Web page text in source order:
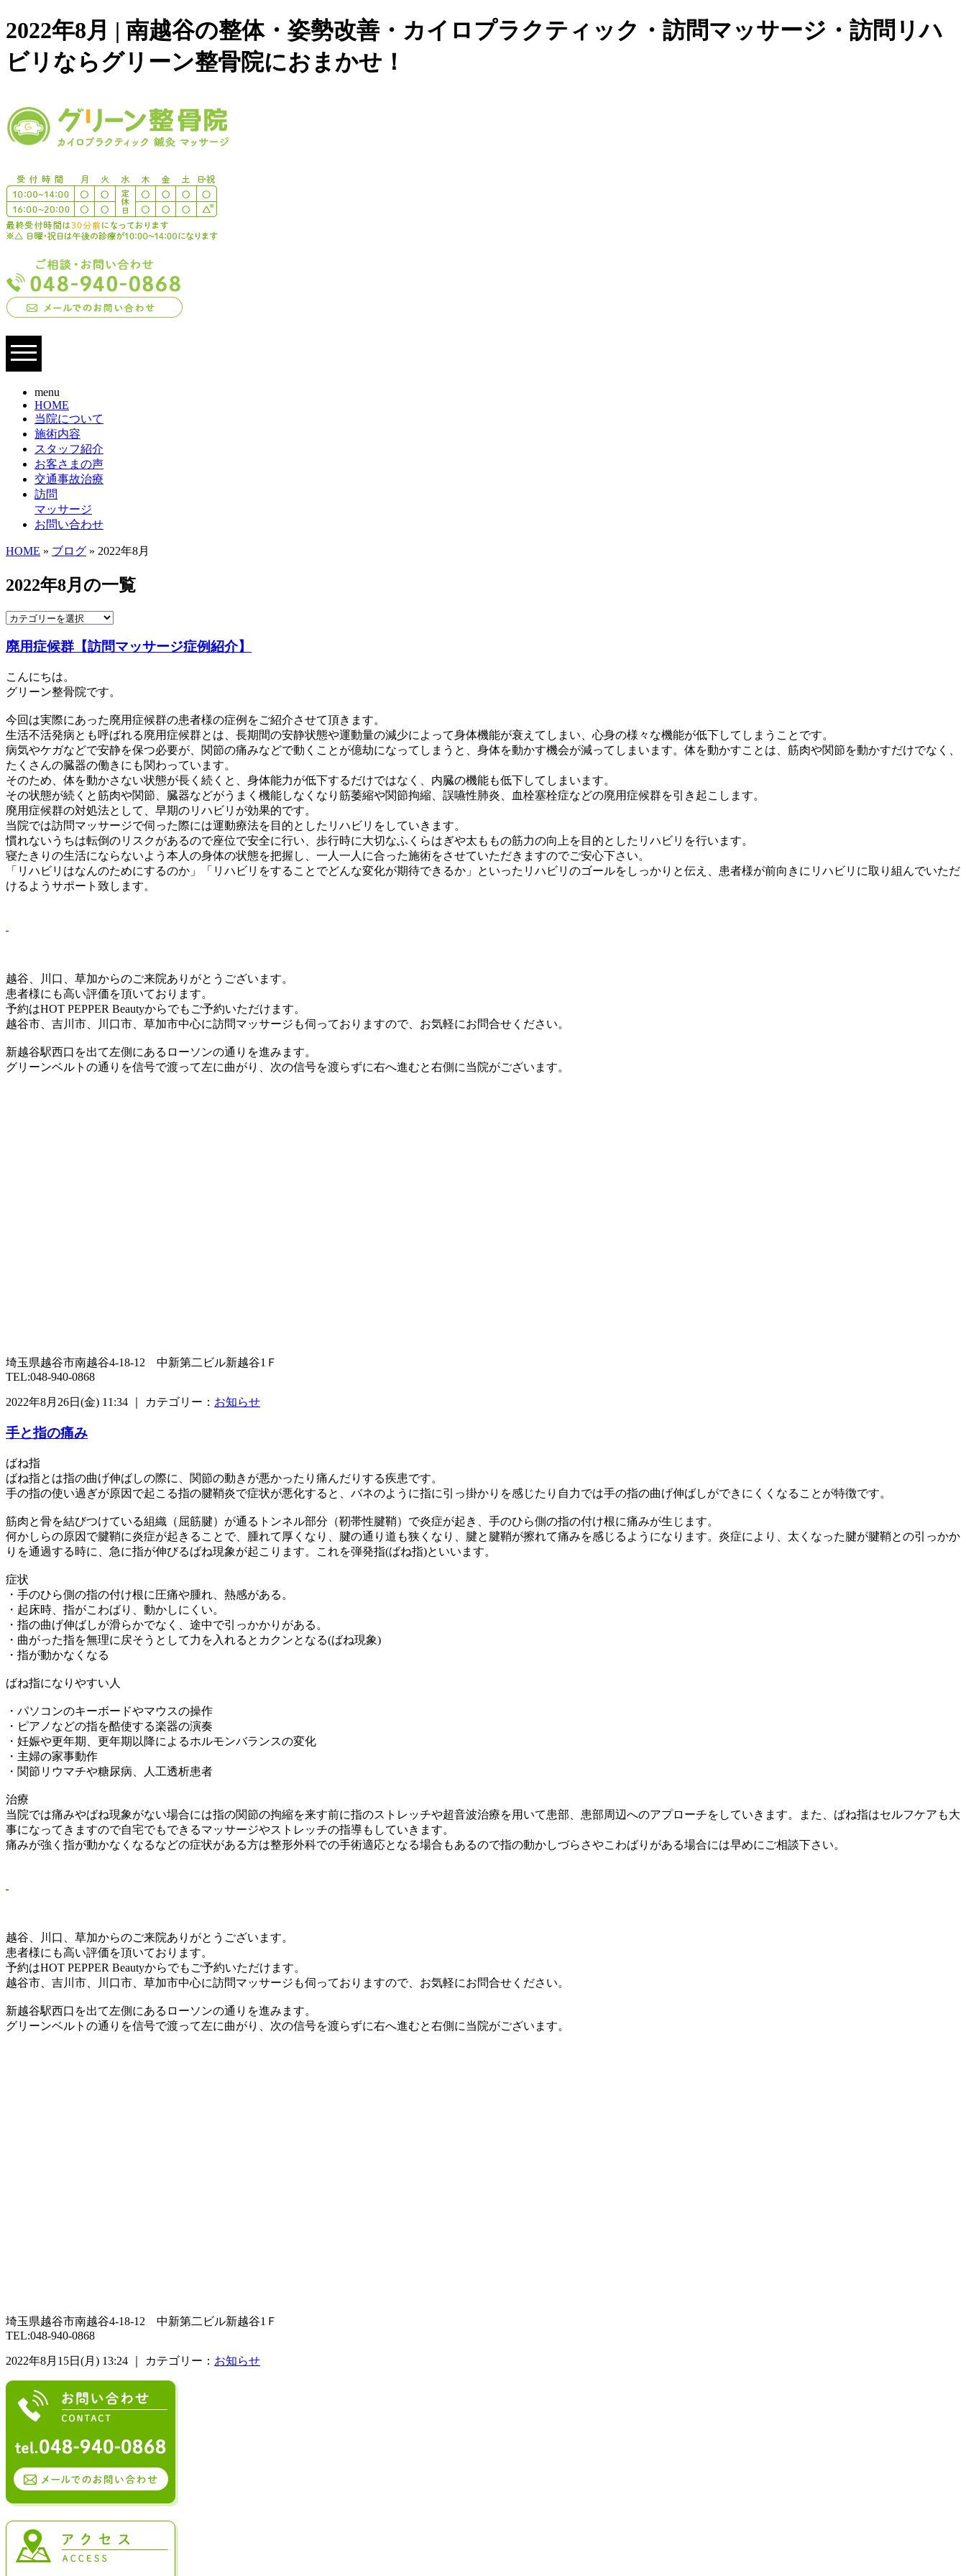
2022年8月 | 南越谷の整体・姿勢改善・カイロプラクティック・訪問マッサージ・訪問リハ
ビリならグリーン整骨院におまかせ！
menu
HOME
当院について
施術内容
スタッフ紹介
お客さまの声
交通事故治療
訪問
マッサージ
お問い合わせ
HOME » ブログ » 2022年8月
2022年8月の一覧
廃用症候群【訪問マッサージ症例紹介】
こんにちは。
グリーン整骨院です。
今回は実際にあった廃用症候群の患者様の症例をご紹介させて頂きます。
生活不活発病とも呼ばれる廃用症候群とは、長期間の安静状態や運動量の減少によって身体機能が衰えてしまい、心身の様々な機能が低下してしまうことです。
病気やケガなどで安静を保つ必要が、関節の痛みなどで動くことが億劫になってしまうと、身体を動かす機会が減ってしまいます。体を動かすことは、筋肉や関節を動かすだけでなく、
たくさんの臓器の働きにも関わっています。
そのため、体を動かさない状態が長く続くと、身体能力が低下するだけではなく、内臓の機能も低下してしまいます。
その状態が続くと筋肉や関節、臓器などがうまく機能しなくなり筋萎縮や関節拘縮、誤嚥性肺炎、血栓塞栓症などの廃用症候群を引き起こします。
廃用症候群の対処法として、早期のリハビリが効果的です。
当院では訪問マッサージで伺った際には運動療法を目的としたリハビリをしていきます。
慣れないうちは転倒のリスクがあるので座位で安全に行い、歩行時に大切なふくらはぎや太ももの筋力の向上を目的としたリハビリを行います。
寝たきりの生活にならないよう本人の身体の状態を把握し、一人一人に合った施術をさせていただきますのでご安心下さい。
「リハビリはなんのためにするのか」「リハビリをすることでどんな変化が期待できるか」といったリハビリのゴールをしっかりと伝え、患者様が前向きにリハビリに取り組んでいただ
けるようサポート致します。
越谷、川口、草加からのご来院ありがとうございます。
患者様にも高い評価を頂いております。
予約はHOT PEPPER Beautyからでもご予約いただけます。
越谷市、吉川市、川口市、草加市中心に訪問マッサージも伺っておりますので、お気軽にお問合せください。
新越谷駅西口を出て左側にあるローソンの通りを進みます。
グリーンベルトの通りを信号で渡って左に曲がり、次の信号を渡らずに右へ進むと右側に当院がございます。
埼玉県越谷市南越谷4-18-12 中新第二ビル新越谷1Ｆ
TEL:048-940-0868
2022年8月26日(金) 11:34 ｜ カテゴリー： お知らせ
手と指の痛み
ばね指
ばね指とは指の曲げ伸ばしの際に、関節の動きが悪かったり痛んだりする疾患です。
手の指の使い過ぎが原因で起こる指の腱鞘炎で症状が悪化すると、バネのように指に引っ掛かりを感じたり自力では手の指の曲げ伸ばしができにくくなることが特徴です。
筋肉と骨を結びつけている組織（屈筋腱）が通るトンネル部分（靭帯性腱鞘）で炎症が起き、手のひら側の指の付け根に痛みが生じます。
何かしらの原因で腱鞘に炎症が起きることで、腫れて厚くなり、腱の通り道も狭くなり、腱と腱鞘が擦れて痛みを感じるようになります。炎症により、太くなった腱が腱鞘との引っかか
りを通過する時に、急に指が伸びるばね現象が起こります。これを弾発指(ばね指)といいます。
症状
・手のひら側の指の付け根に圧痛や腫れ、熱感がある。
・起床時、指がこわばり、動かしにくい。
・指の曲げ伸ばしが滑らかでなく、途中で引っかかりがある。
・曲がった指を無理に戻そうとして力を入れるとカクンとなる(ばね現象)
・指が動かなくなる
ばね指になりやすい人
・パソコンのキーボードやマウスの操作
・ピアノなどの指を酷使する楽器の演奏
・妊娠や更年期、更年期以降によるホルモンバランスの変化
・主婦の家事動作
・関節リウマチや糖尿病、人工透析患者
治療
当院では痛みやばね現象がない場合には指の関節の拘縮を来す前に指のストレッチや超音波治療を用いて患部、患部周辺へのアプローチをしていきます。また、ばね指はセルフケアも大
事になってきますので自宅でもできるマッサージやストレッチの指導もしていきます。
痛みが強く指が動かなくなるなどの症状がある方は整形外科での手術適応となる場合もあるので指の動かしづらさやこわばりがある場合には早めにご相談下さい。
越谷、川口、草加からのご来院ありがとうございます。
患者様にも高い評価を頂いております。
予約はHOT PEPPER Beautyからでもご予約いただけます。
越谷市、吉川市、川口市、草加市中心に訪問マッサージも伺っておりますので、お気軽にお問合せください。
新越谷駅西口を出て左側にあるローソンの通りを進みます。
グリーンベルトの通りを信号で渡って左に曲がり、次の信号を渡らずに右へ進むと右側に当院がございます。
埼玉県越谷市南越谷4-18-12 中新第二ビル新越谷1Ｆ
TEL:048-940-0868
2022年8月15日(月) 13:24 ｜ カテゴリー： お知らせ